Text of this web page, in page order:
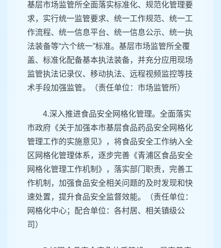
基层市场监管所全面落实标准化、规范化管理要
求，实行统一监管要求、统一工作规范、统一工
作流程、统一信息平台、统一信息公示、统一执
法装备等“六个统一”标准。基层市场监管所全覆
盖、标准化配备基本执法装备，并充分应用现场
监管执法记录仪、移动执法、远程视频监控等技
术手段加强监管。（责任单位：市场监管所）
4.深入推进食品安全网格化管理。全面落实
市政府《关于加强本市基层食品药品安全网格化
管理工作的实施意见》，将食品安全工作纳入全
区网格化管理体系，逐步完善《青浦区食品安全
网格化管理工作机制》，落实部门职责，完善工
作机制，加强食品安全相关问题的及时发现和快
速处置，提升食品安全监督效能。（责任单位：
网格化中心；配合单位：各村居、相关镇级公
司）